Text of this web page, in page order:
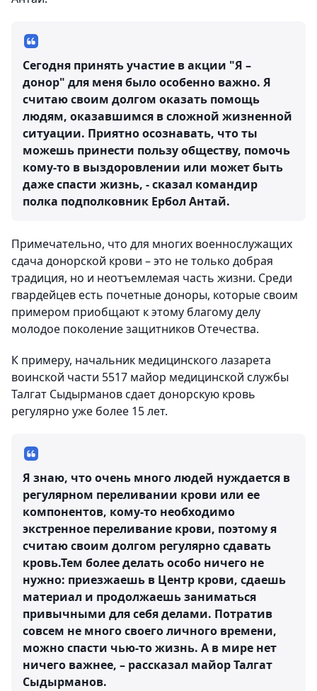
Сегодня принять участие в акции "Я –
донор" для меня было особенно важно. Я
считаю своим долгом оказать помощь
людям, оказавшимся в сложной жизненной
ситуации. Приятно осознавать, что ты
можешь принести пользу обществу, помочь
кому-то в выздоровлении или может быть
даже спасти жизнь, - сказал командир
полка подполковник Ербол Антай.
Примечательно, что для многих военнослужащих
сдача донорской крови – это не только добрая
традиция, но и неотъемлемая часть жизни. Среди
гвардейцев есть почетные доноры, которые своим
примером приобщают к этому благому делу
молодое поколение защитников Отечества.
К примеру, начальник медицинского лазарета
воинской части 5517 майор медицинской службы
Талгат Сыдырманов сдает донорскую кровь
регулярно уже более 15 лет.
Я знаю, что очень много людей нуждается в
регулярном переливании крови или ее
компонентов, кому-то необходимо
экстренное переливание крови, поэтому я
считаю своим долгом регулярно сдавать
кровь.Тем более делать особо ничего не
нужно: приезжаешь в Центр крови, сдаешь
материал и продолжаешь заниматься
привычными для себя делами. Потратив
совсем не много своего личного времени,
можно спасти чью-то жизнь. А в мире нет
ничего важнее, – рассказал майор Талгат
Сыдырманов.